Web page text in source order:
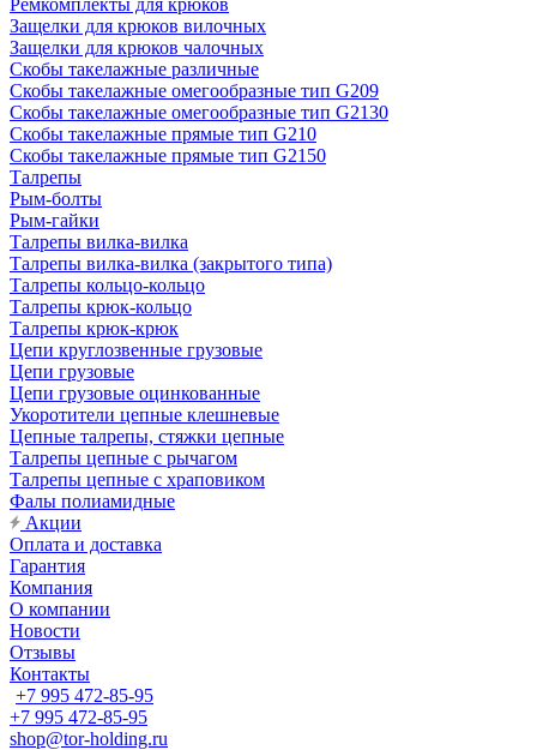
Ремкомплекты для крюков
Защелки для крюков вилочных
Защелки для крюков чалочных
Скобы такелажные различные
Скобы такелажные омегообразные тип G209
Скобы такелажные омегообразные тип G2130
Скобы такелажные прямые тип G210
Скобы такелажные прямые тип G2150
Талрепы
Рым-болты
Рым-гайки
Талрепы вилка-вилка
Талрепы вилка-вилка (закрытого типа)
Талрепы кольцо-кольцо
Талрепы крюк-кольцо
Талрепы крюк-крюк
Цепи круглозвенные грузовые
Цепи грузовые
Цепи грузовые оцинкованные
Укоротители цепные клешневые
Цепные талрепы, стяжки цепные
Талрепы цепные с рычагом
Талрепы цепные с храповиком
Фалы полиамидные
Акции
Оплата и доставка
Гарантия
Компания
О компании
Новости
Отзывы
Контакты
+7 995 472-85-95
+7 995 472-85-95
shop@tor-holding.ru